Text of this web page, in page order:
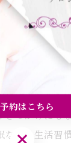
や間食が減る
耳つぼ施術を
ることが推奨
やすくなるた
きっかけにも
など、生活習
約はこちら
約はこちら